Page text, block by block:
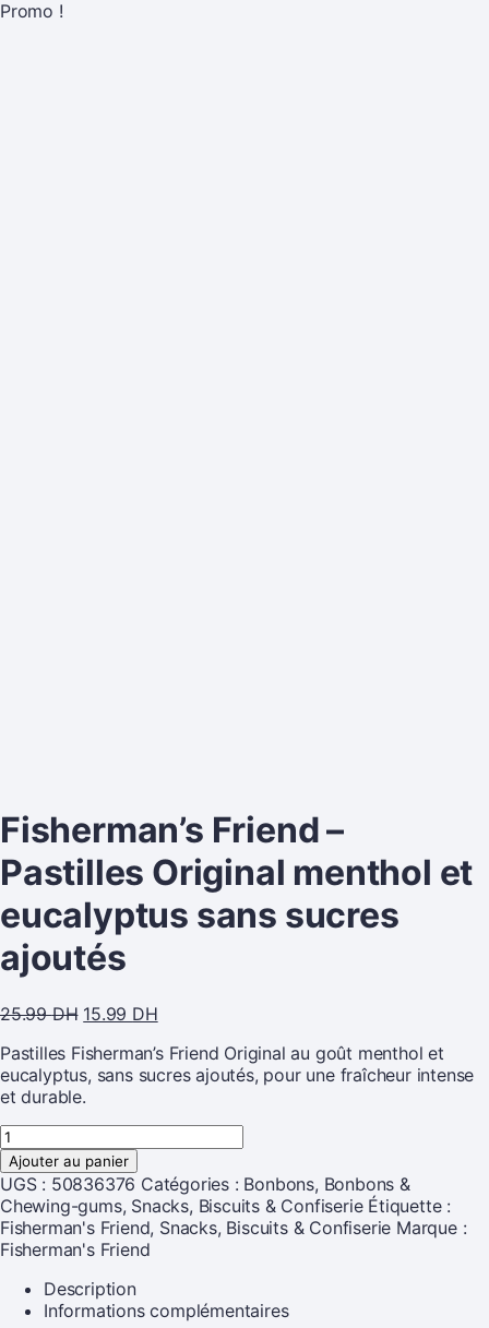
Promo !
Fisherman’s Friend –
Pastilles Original menthol et
eucalyptus sans sucres
ajoutés
25.99DH 15.99 DH
Pastilles Fisherman’s Friend Original au goût menthol et
eucalyptus, sans sucres ajoutés, pour une fraîcheur intense
et durable.
Ajouter au panier
UGS : 50836376 Catégories : Bonbons, Bonbons &
Chewing-gums, Snacks, Biscuits & Confiserie Étiquette :
Fisherman's Friend, Snacks, Biscuits & Confiserie Marque :
Fisherman's Friend
Description
Informations complémentaires